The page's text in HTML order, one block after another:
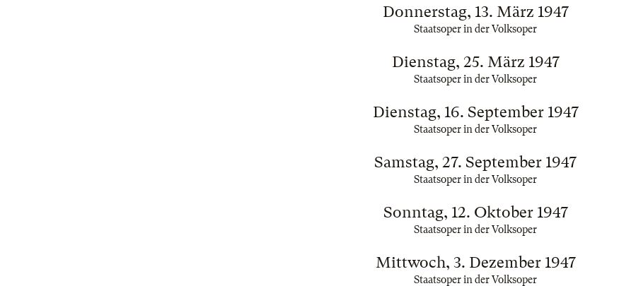
Donnerstag, 13. März 1947
Staatsoper in der Volksoper
Dienstag, 25. März 1947
Staatsoper in der Volksoper
Dienstag, 16. September 1947
Staatsoper in der Volksoper
Samstag, 27. September 1947
Staatsoper in der Volksoper
Sonntag, 12. Oktober 1947
Staatsoper in der Volksoper
Mittwoch, 3. Dezember 1947
Staatsoper in der Volksoper